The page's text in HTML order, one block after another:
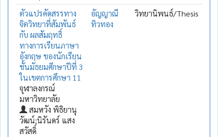
ตัวแปรคัดสรรทาง
จิตวิทยาที่สัมพันธ์
กับ ผลสัมฤทธิ์
ทางการเรียนภาษา
อังกฤษ ของนักเรียน
ชั้นมัธยมศึกษาปีที่ 3
ในเขตการศึกษา 11
จุฬาลงกรณ์
มหาวิทยาลัย
สมหวัง พิธิยานุ
วัฒน์;นิรันดร์ แสง
สวัสดิ์
อัญญาณี
ทิวทอง
วิทยานิพนธ์/Thesis